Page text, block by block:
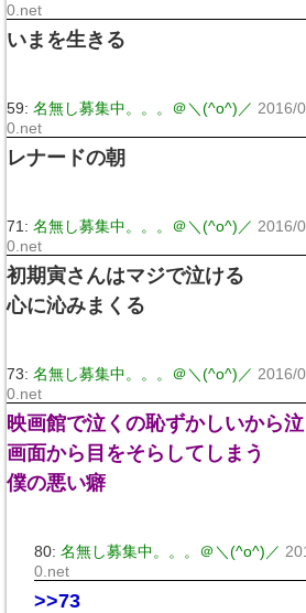
0.net
いまを生きる
59: 名無し募集中。。。＠＼(^o^)／ 2016/
0.net
レナードの朝
71: 名無し募集中。。。＠＼(^o^)／ 2016/
0.net
初期寅さんはマジで泣ける
心に沁みまくる
73: 名無し募集中。。。＠＼(^o^)／ 2016/
0.net
映画館で泣くの恥ずかしいから
画面から目をそらしてしまう
僕の悪い癖
80: 名無し募集中。。。＠＼(^o^)／
0.net
>>73